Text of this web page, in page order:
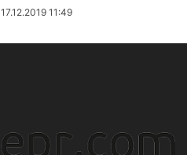
17.12.2019 11:49